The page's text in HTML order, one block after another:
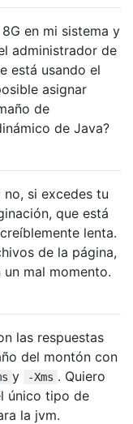
en mi sistema y
administrador de
está usando el
asignar
de
de Java?
no, si excedes tu
que está
lenta.
de la página,
mal momento.
las respuestas
del montón con
y -Xms . Quiero
único tipo de
la jvm.